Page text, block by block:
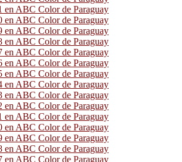
en ABC Color de Paraguay
en ABC Color de Paraguay
en ABC Color de Paraguay
en ABC Color de Paraguay
en ABC Color de Paraguay
en ABC Color de Paraguay
en ABC Color de Paraguay
en ABC Color de Paraguay
en ABC Color de Paraguay
en ABC Color de Paraguay
en ABC Color de Paraguay
en ABC Color de Paraguay
en ABC Color de Paraguay
en ABC Color de Paraguay
en ABC Color de Paraguay